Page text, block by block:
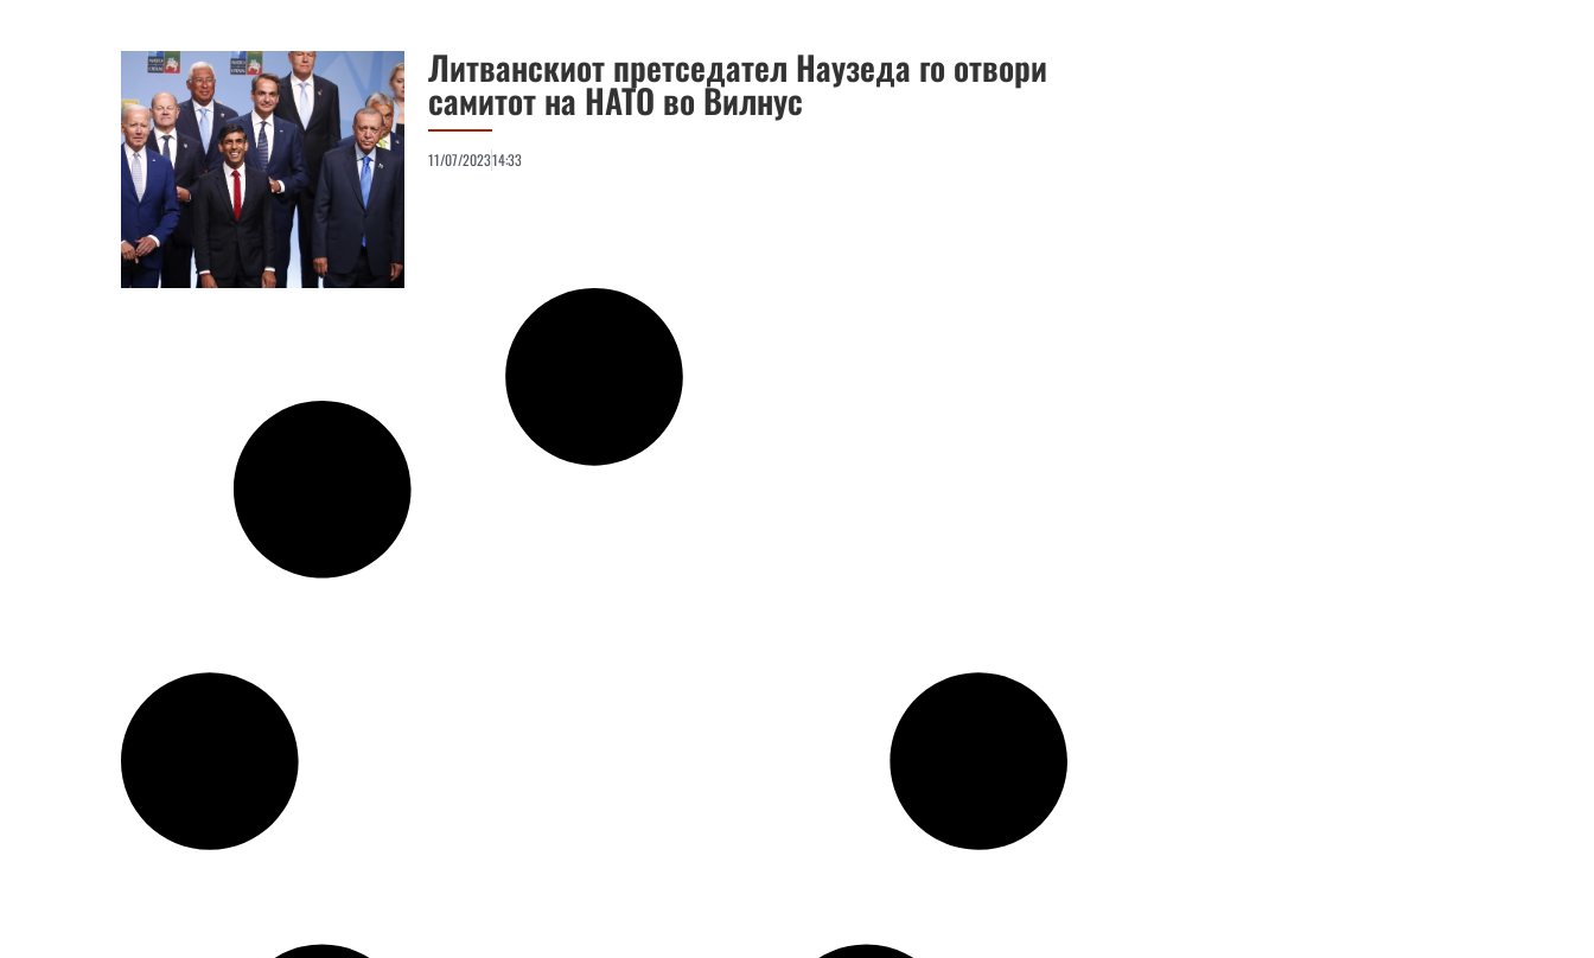
Литванскиот претседател Наузеда го отвори
самитот на НАТО во Вилнус
11/07/202314:33